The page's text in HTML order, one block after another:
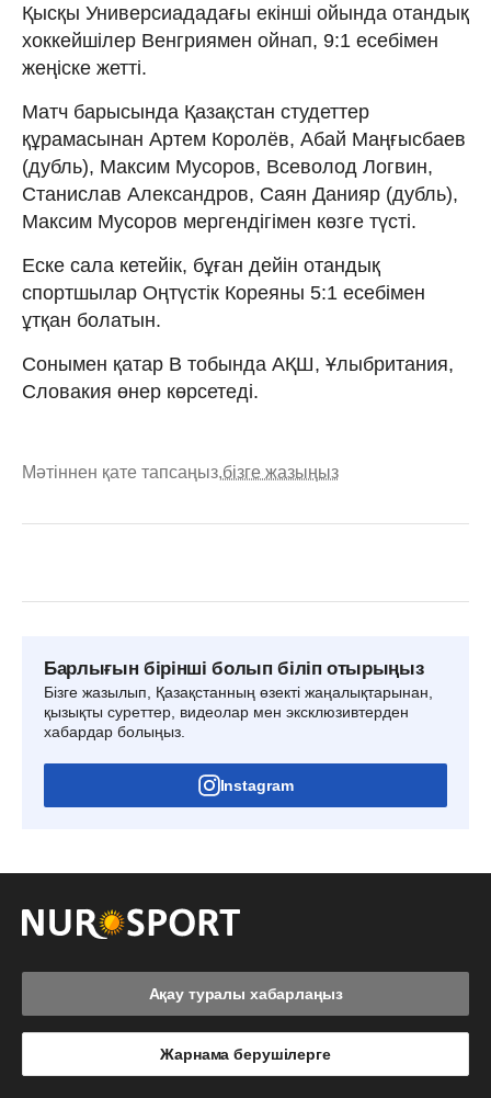
Қысқы Универсиададағы екінші ойында отандық
хоккейшілер Венгриямен ойнап, 9:1 есебімен
жеңіске жетті.
Матч барысында Қазақстан студеттер
құрамасынан Артем Королёв, Абай Маңғысбаев
(дубль), Максим Мусоров, Всеволод Логвин,
Станислав Александров, Саян Данияр (дубль),
Максим Мусоров мергендігімен көзге түсті.
Еске сала кетейік, бұған дейін отандық
спортшылар Оңтүстік Кореяны 5:1 есебімен
ұтқан болатын.
Сонымен қатар В тобында АҚШ, Ұлыбритания,
Словакия өнер көрсетеді.
Мәтіннен қате тапсаңыз,бізге жазыңыз
Барлығын бірінші болып біліп отырыңыз
Бізге жазылып, Қазақстанның өзекті жаңалықтарынан,
қызықты суреттер, видеолар мен эксклюзивтерден
хабардар болыңыз.
Instagram
Ақау туралы хабарлаңыз
Жарнама берушілерге